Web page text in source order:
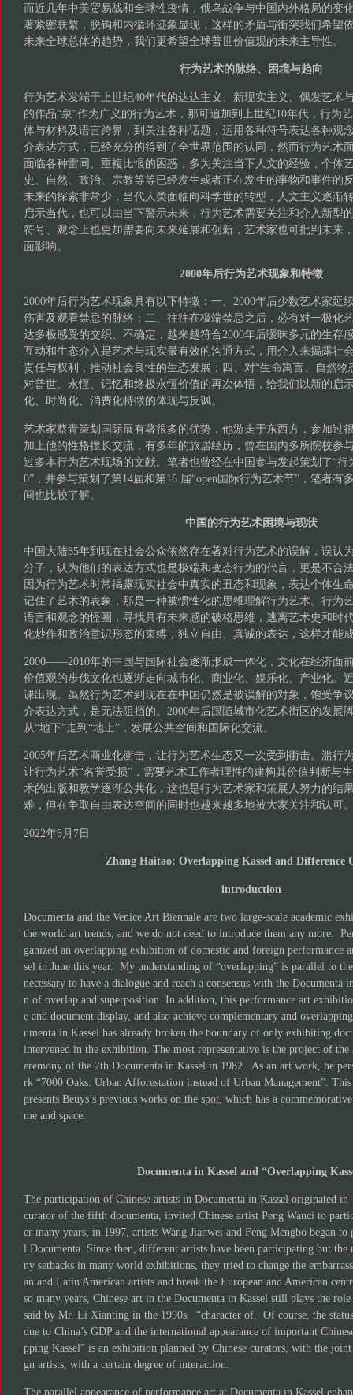
而近几年中美贸易战和全球性疫情，俄乌战争与中国内外格局的变
著紧密联繫，脱钩和内循环迹象显现，这样的矛盾与衝突我们希望
未来全球总体的趋势，我们更希望全球普世价值观的未来主导性。
行为艺术的脉络、困境与趋向
行为艺术发端于上世纪40年代的达达主义、新现实主义、偶发艺术
的作品“泉”作为广义的行为艺术，那可追加到上世纪10年代，行为
体与材料及语言跨界，到关注各种话题，运用各种符号表达各种观
介表达方式，已经充分的得到了全世界范围的认同，然而行为艺术
面临各种雷同、重複比恨的困惑，多为关注当下人文的经验，个体
史、自然、政治、宗教等等已经发生或者正在发生的事物和事件的
未来的探索非常少，当代人类面临向科学世的转型，人文主义逐渐
启示当代，也可以由当下警示未来，行为艺术需要关注和介入新型
符号、观念上也更加需要向未来延展和创新，艺术家也可批判未来
面影响。
2000年后行为艺术现象和特徵
2000年后行为艺术现象具有以下特徵：一、2000年后少数艺术家延
伤害及观看禁忌的脉络；二、往往在极端禁忌之后，必有对一极化
达多极感受的交织、不确定，越来越符合2000年后暧昧多元的生存
互动和生态介入是艺术与现实最有效的沟通方式，用介入来揭露社
责任与权利，推动社会良性的生态发展；四、对“生命寓言、自然物
对普世、永恆、记忆和终极永恆价值的再次体悟，给我们以新的启
化、时尚化、消费化特徵的体现与反讽。
艺术家蔡青策划国际展有著很多的优势，他游走于东西方，参加过
加上他的性格擅长交流，有多年的旅居经历，曾在国内多所院校参
过多本行为艺术现场的文献。笔者也曾经在中国参与发起策划了“行
0”，并参与策划了第14届和第16 届“open国际行为艺术节”，笔者有
间也比较了解。
中国的行为艺术困境与现状
中国大陆85年到现在社会公众依然存在著对行为艺术的误解，误认
分子，认为他们的表达方式也是极端和变态行为的代言，更是不合
因为行为艺术时常揭露现实社会中真实的丑态和现象，表达个体生
记住了艺术的表象，那是一种被惯性化的思维理解行为艺术。行为
语言和观念的怪圈，寻找具有未来感的破格思维，逃离艺术史和时
化炒作和政治意识形态的束缚，独立自由、真诚的表达，这样才能
2000——2010年的中国与国际社会逐渐形成一体化，文化在经济面
价值观的步伐文化也逐渐走向城市化、商业化、娱乐化、产业化。
课出现。虽然行为艺术到现在在中国仍然是被误解的对象，饱受争
介表达方式，是无法阻挡的。2000年后跟随城市化艺术街区的发展
从“地下”走到“地上”，发展公共空间和国际化交流。
2005年后艺术商业化衝击，让行为艺术生态又一次受到衝击。滥行
让行为艺术“名誉受损”，需要艺术工作者理性的建构其价值判断与
术的出版和教学逐渐公共化，这也是行为艺术家和策展人努力的结
难，但在争取自由表达空间的同时也越来越多地被大家关注和认可
2022年6月7日
Zhang Haitao: Overlapping Kassel and Difference
introduction
Documenta and the Venice Art Biennale are two large-scale academic
the world art trends, and we do not need to introduce them any more.
ganized an overlapping exhibition of domestic and foreign performance
sel in June this year. My understanding of “overlapping” is parallel to
necessary to have a dialogue and reach a consensus with the Documenta
n of overlap and superposition. In addition, this performance art
e and document display, and also achieve complementary and
umenta in Kassel has already broken the boundary of only exhibiting
intervened in the exhibition. The most representative is the project of the
eremony of the 7th Documenta in Kassel in 1982. As an art work, he
rk “7000 Oaks: Urban Afforestation instead of Urban Management”.
presents Beuys’s previous works on the spot, which has a
me and space.
Documenta in Kassel and “Overlapping
The participation of Chinese artists in Documenta in Kassel originated in
curator of the fifth documenta, invited Chinese artist Peng Wanci to
er many years, in 1997, artists Wang Jianwei and Feng Mengbo began to
l Documenta. Since then, different artists have been participating but
ny setbacks in many world exhibitions, they tried to change the
an and Latin American artists and break the European and American
so many years, Chinese art in the Documenta in Kassel still plays the
said by Mr. Li Xianting in the 1990s. “character of. Of course, the
due to China’s GDP and the international appearance of important
pping Kassel” is an exhibition planned by Chinese curators, with the
gn artists, with a certain degree of interaction.
The parallel appearance of performance art at Documenta in Kassel